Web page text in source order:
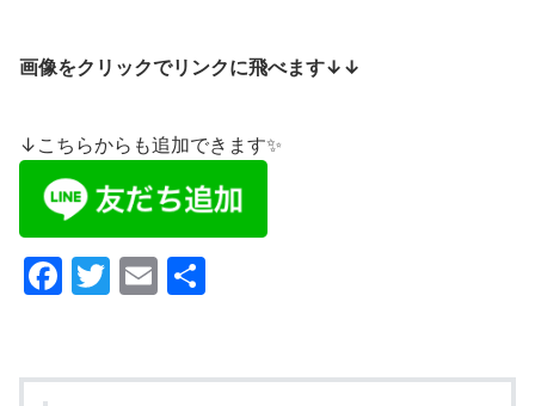
画像をクリックでリンクに飛べます↓↓
↓こちらからも追加できます✨
F
e
T
er
E
l